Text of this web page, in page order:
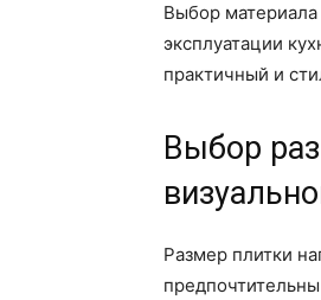
Выбор
эксплуатации
практичный и
Выбор
Размер плитки